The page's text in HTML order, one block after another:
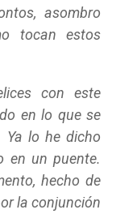
asombro
tocan estos
con este
en lo que se
Ya lo he dicho
en un puente.
hecho de
la conjunción